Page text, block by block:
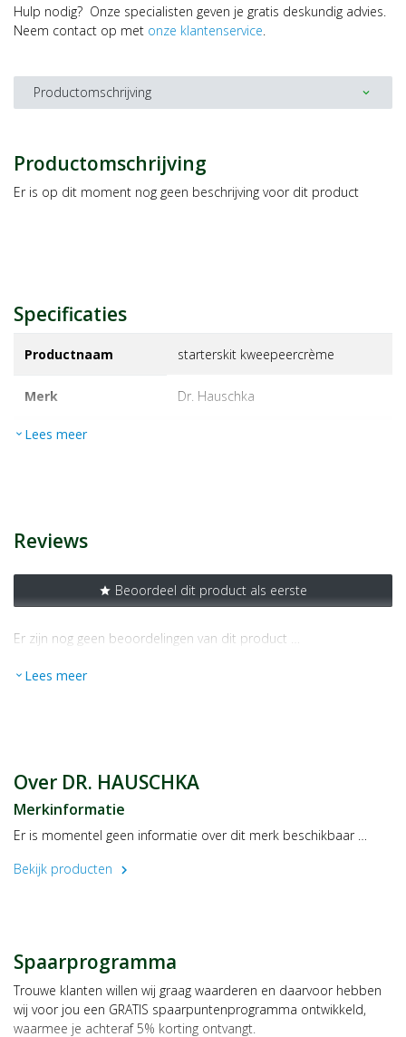
Hulp nodig? Onze specialisten geven je gratis deskundig advies.
Neem contact op met onze klantenservice.
Productomschrijving expand_more
Productomschrijving
Er is op dit moment nog geen beschrijving voor dit product
Specificaties
Productnaam starterskit kweepeercrème
Merk dr. hauschka
EAN
expand_more Lees meer
Reviews
star Beoordeel dit product als eerste
Er zijn nog geen beoordelingen van dit product …
expand_more Lees meer
Over DR. HAUSCHKA
Merkinformatie
Er is momentel geen informatie over dit merk beschikbaar …
Bekijk producten
chevron_right
Spaarprogramma
Trouwe klanten willen wij graag waarderen en daarvoor hebben
wij voor jou een GRATIS spaarpuntenprogramma ontwikkeld,
waarmee je achteraf 5% korting ontvangt.